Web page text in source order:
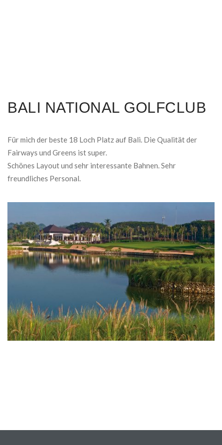
BALI NATIONAL GOLFCLUB
Für mich der beste 18 Loch Platz auf Bali. Die Qualität der
Fairways und Greens ist super.
Schönes Layout und sehr interessante Bahnen. Sehr
freundliches Personal.